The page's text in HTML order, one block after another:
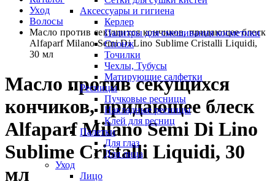
Аксессуары и гигиена
Керлер
Палитры для смешивания косметики
Спонж
Точилки
Чехлы, Тубусы
Матирующие салфетки
Ресницы
Пучковые ресницы
Накладные ресницы
Клей для ресниц
Палетки
Для глаз
Для лица
Уход
Лицо
Уход
Волосы
Масло против секущихся кончиков, придающее блеск
Alfaparf Milano Semi Di Lino Sublime Cristalli Liquidi,
30 мл
Масло против секущихся
кончиков, придающее блеск
Alfaparf Milano Semi Di Lino
Sublime Cristalli Liquidi, 30
мл